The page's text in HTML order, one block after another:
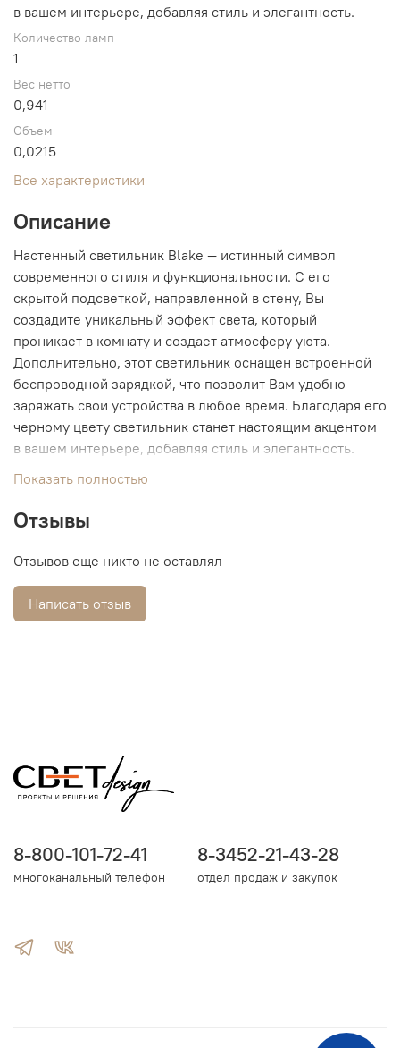
в вашем интерьере, добавляя стиль и элегантность.
Количество ламп
1
Вес нетто
0,941
Объем
0,0215
Все характеристики
Описание
Настенный светильник Blake ― истинный символ
современного стиля и функциональности. С его
скрытой подсветкой, направленной в стену, Вы
создадите уникальный эффект света, который
проникает в комнату и создает атмосферу уюта.
Дополнительно, этот светильник оснащен встроенной
беспроводной зарядкой, что позволит Вам удобно
заряжать свои устройства в любое время. Благодаря его
черному цвету светильник станет настоящим акцентом
в вашем интерьере, добавляя стиль и элегантность.
Показать полностью
Отзывы
Отзывов еще никто не оставлял
Написать отзыв
8-800-101-72-41
многоканальный телефон
8-3452-21-43-28
отдел продаж и закупок